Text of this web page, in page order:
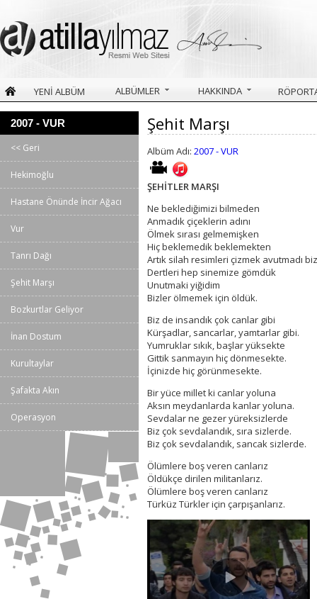
YENİ ALBÜM ALBÜMLER HAKKINDA
2007 - VUR
<< Geri
Hekimoğlu
Hastane Önünde İncir Ağacı
Vur
Tanrı Dağı
Şehit Marşı
Bozkurtlar Geliyor
İnan Dostum
Kurultaylar
Şafakta Akın
Operasyon
Şehit Marşı
Albüm Adı: 2007 - VUR
ŞEHİTLER MARŞI
Ne beklediğimizi bilmeden
Anmadık çiçeklerin adını
Ölmek sırası gelmemişken
Hiç beklemedik beklemekten
Artık silah resimleri çizmek avutmadı
Dertleri hep sinemize gömdük
Unutmaki yiğidim
Bizler ölmemek için öldük.
Biz de insandık çok canlar gibi
Kürşadlar, sancarlar, yamtarlar gibi.
Yumruklar sıkık, başlar yüksekte
Gittik sanmayın hiç dönmesekte.
İçinizde hiç görünmesekte.
Bir yüce millet ki canlar yoluna
Aksın meydanlarda kanlar yoluna.
Sevdalar ne gezer yüreksizlerde
Biz çok sevdalandık, sıra sizlerde.
Biz çok sevdalandık, sancak sizlerde.
Ölümlere boş veren canlarız
Öldükçe dirilen militanlarız.
Ölümlere boş veren canlarız
Türküz Türkler için çarpışanlarız.